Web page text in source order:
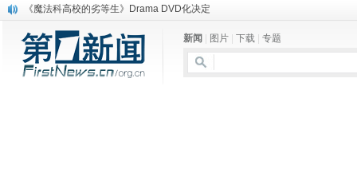
《魔法科高校的劣等生》Drama DVD化决定
消息称刘强东要求京东商城明年扭亏为盈
保健品也能吃出一身病? 康宝莱员工自揭多项家丑
煤价"跳水"电企利润"蹦高" 电煤联动亟待完善
新闻 图片 下载 专题